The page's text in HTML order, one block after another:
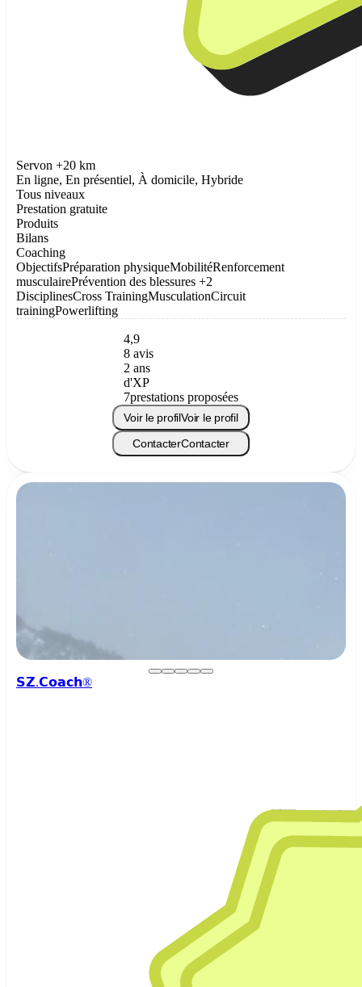
Servon +20 km
En ligne, En présentiel, À domicile, Hybride
Tous niveaux
Prestation gratuite
Produits
Bilans
Coaching
ObjectifsPréparation physiqueMobilitéRenforcement
musculairePrévention des blessures +2
DisciplinesCross TrainingMusculationCircuit
trainingPowerlifting
4,9
8 avis
2 ans
d'XP
7prestations proposées
Voir le profilVoir le profil
ContacterContacter
𝗦𝗭.𝗖𝗼𝗮𝗰𝗵®